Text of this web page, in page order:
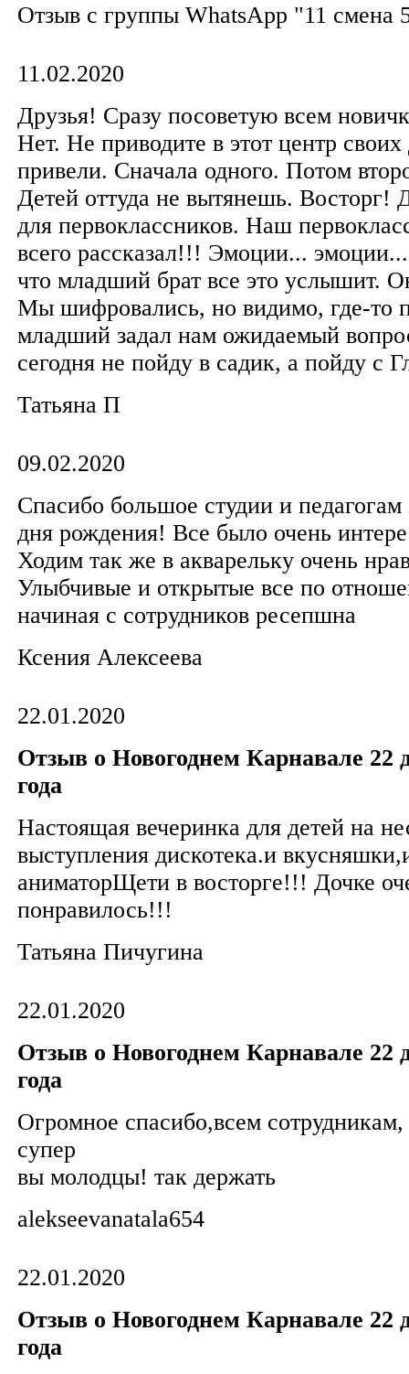
Отзыв с группы WhatsApp "11 смена
11.02.2020
Друзья! Сразу посоветую всем
Нет. Не приводите в этот центр
привели. Сначала одного. Потом
Детей оттуда не вытянешь. Восторг!
для первоклассников. Наш
всего рассказал!!! Эмоции...
что младший брат все это услышит.
Мы шифровались, но видимо, где-то
младший задал нам ожидаемый
сегодня не пойду в садик, а пойду с
Татьяна П
09.02.2020
Спасибо большое студии и педагогам
дня рождения! Все было очень
Ходим так же в акварельку очень
Улыбчивые и открытые все по
начиная с сотрудников ресепшна
Ксения Алексеева
22.01.2020
Отзыв о Новогоднем Карнавале 22
года
Настоящая вечеринка для детей на
выступления дискотека.и
аниматорЩети в восторге!!! Дочке
понравилось!!!
Татьяна Пичугина
22.01.2020
Отзыв о Новогоднем Карнавале 22
года
Огромное спасибо,всем
супер
вы молодцы! так держать
alekseevanatala654
22.01.2020
Отзыв о Новогоднем Карнавале 22
года